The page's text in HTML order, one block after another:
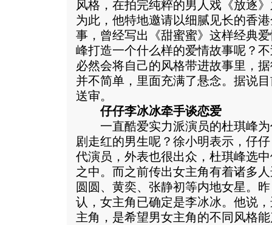
风格，在拍完纯粹的男人戏《放逐
为此，他特地邀请以细腻见长的香
事，曾经写出《甜蜜蜜》这样经典
峰打造一个什么样的爱情故事呢？
必然会将自己的风格带进故事里，
并不简单，里面充满了悬念。据说
送审。
仔仔李冰冰牵手谈恋爱
一直酷爱实力派演员的杜琪峰为
剧走红的男生呢？徐小明表示，仔
代演员，外表也很出众，杜琪峰选
之中。而之前传出女主角有着诸多
圆圆、黄奕、张静初等内地女星。
认，女主角已确定是李冰冰。他说
主角，是希望男女主角的不同风格